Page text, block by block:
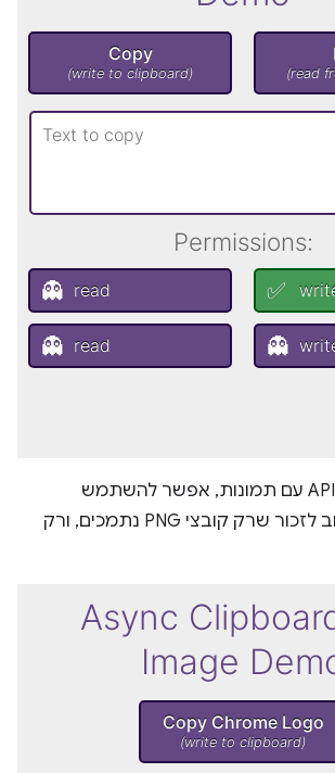
כדי לנסות את ה-API עם תמונות, אפשר להשתמש
בהדגמה הזו. חשוב לזכור שרק קובצי PNG נתמכים, ורק